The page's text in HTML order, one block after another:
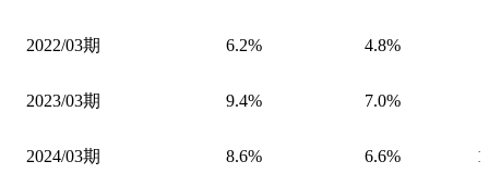
2022/03期 6.2% 4.8%
2023/03期 9.4% 7.0%
2024/03期 8.6% 6.6%